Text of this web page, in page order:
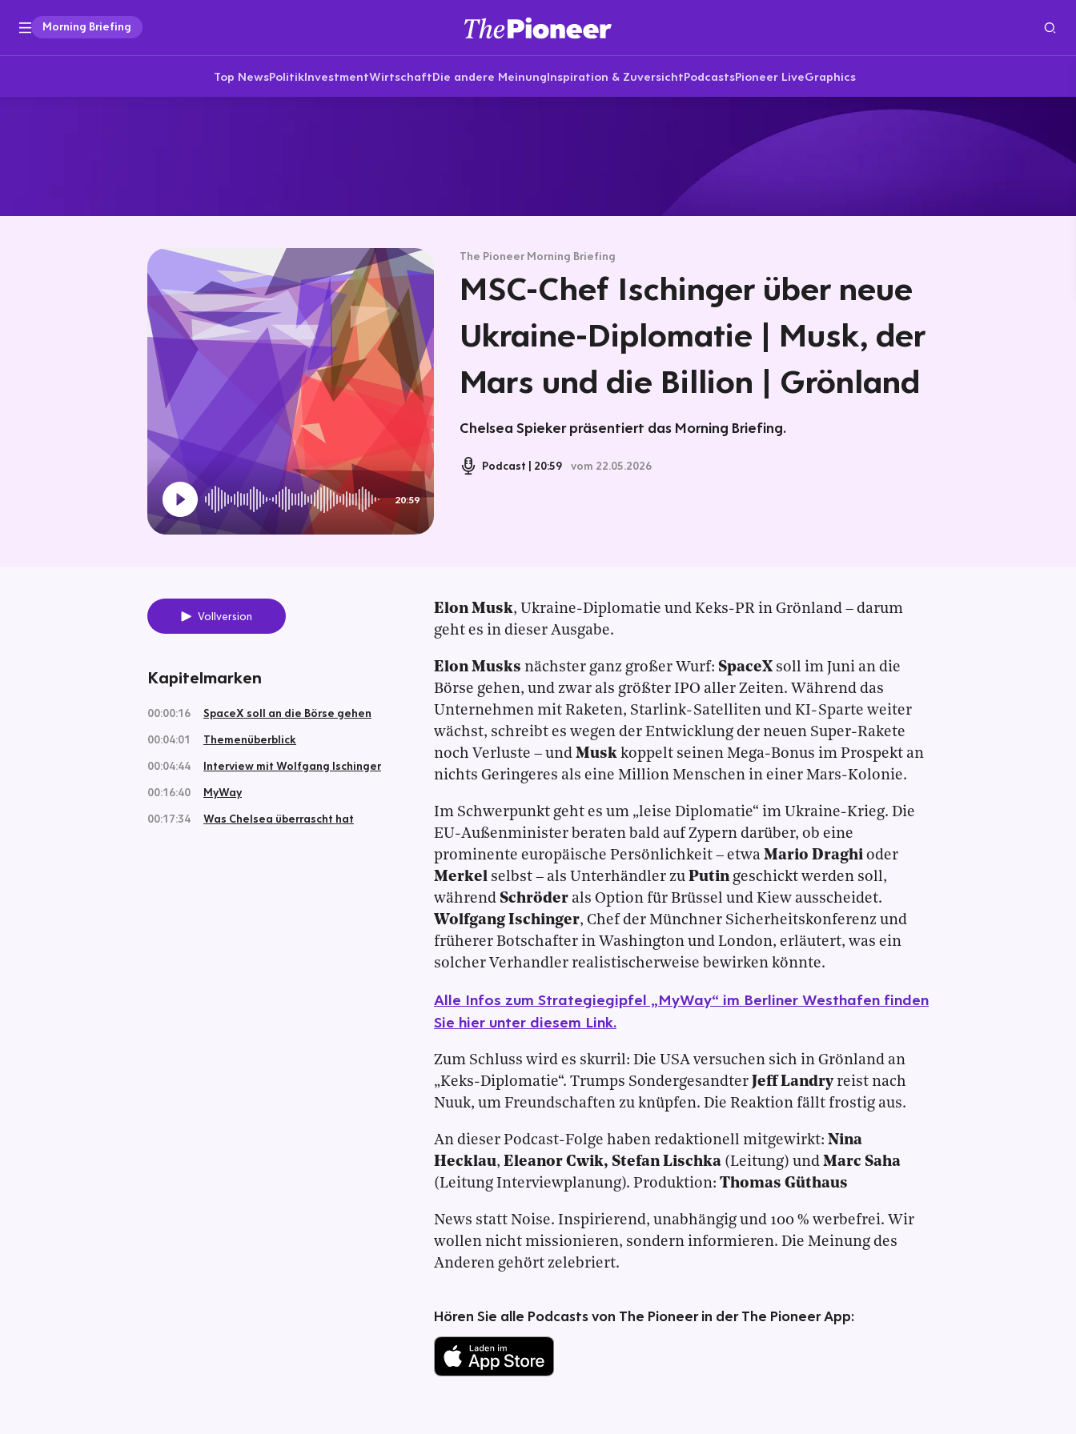
Morning Briefing
Top NewsPolitikInvestmentWirtschaftDie andere MeinungInspiration & ZuversichtPodcastsPioneer LiveGraphics
20:59
The Pioneer Morning Briefing
MSC-Chef Ischinger über neue
Ukraine-Diplomatie | Musk, der
Mars und die Billion | Grönland
Chelsea Spieker präsentiert das Morning Briefing.
Podcast 20:59 vom 22.05.2026
Vollversion
Kapitelmarken
00:00:16
SpaceX soll an die Börse gehen
00:04:01
Themenüberblick
00:04:44
Interview mit Wolfgang Ischinger
00:16:40
MyWay
00:17:34
Was Chelsea überrascht hat
Elon Musk, Ukraine-Diplomatie und Keks-PR in Grönland – darum
geht es in dieser Ausgabe.
Elon Musks nächster ganz großer Wurf: SpaceX soll im Juni an die
Börse gehen, und zwar als größter IPO aller Zeiten. Während das
Unternehmen mit Raketen, Starlink-Satelliten und KI-Sparte weiter
wächst, schreibt es wegen der Entwicklung der neuen Super-Rakete
noch Verluste – und Musk koppelt seinen Mega-Bonus im Prospekt an
nichts Geringeres als eine Million Menschen in einer Mars-Kolonie.
Im Schwerpunkt geht es um „leise Diplomatie“ im Ukraine-Krieg. Die
EU-Außenminister beraten bald auf Zypern darüber, ob eine
prominente europäische Persönlichkeit – etwa Mario Draghi oder
Merkel selbst – als Unterhändler zu Putin geschickt werden soll,
während Schröder als Option für Brüssel und Kiew ausscheidet.
Wolfgang Ischinger, Chef der Münchner Sicherheitskonferenz und
früherer Botschafter in Washington und London, erläutert, was ein
solcher Verhandler realistischerweise bewirken könnte.
Alle Infos zum Strategiegipfel „MyWay“ im Berliner Westhafen finden
Sie hier unter diesem Link.
Zum Schluss wird es skurril: Die USA versuchen sich in Grönland an
„Keks-Diplomatie“. Trumps Sondergesandter Jeff Landry reist nach
Nuuk, um Freundschaften zu knüpfen. Die Reaktion fällt frostig aus.
An dieser Podcast-Folge haben redaktionell mitgewirkt: Nina
Hecklau, Eleanor Cwik, Stefan Lischka (Leitung) und Marc Saha
(Leitung Interviewplanung). Produktion: Thomas Güthaus
News statt Noise. Inspirierend, unabhängig und 100 % werbefrei. Wir
wollen nicht missionieren, sondern informieren. Die Meinung des
Anderen gehört zelebriert.
Hören Sie alle Podcasts von The Pioneer in der The Pioneer App: